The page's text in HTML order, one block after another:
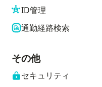
ID管理
通勤経路検索
その他
セキュリティ